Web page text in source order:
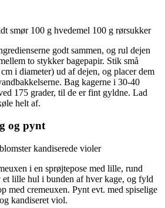
smør 100 g hvedemel 100 g rørsukker
godt sammen, og rul dejen
to stykker bagepapir. Stik små
i diameter) ud af dejen, og placer dem
Bag kagerne i 30-40
175 grader, til de er fint gyldne. Lad
helt af.
og pynt
kandiserede violer
i en sprøjtepose med lille, rund
lille hul i bunden af hver kage, og fyld
med cremeuxen. Pynt evt. med spiselige
kandiseret viol.